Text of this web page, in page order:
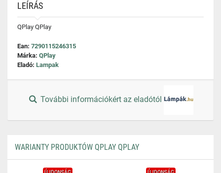
LEÍRÁS
QPlay QPlay
Ean: 7290115246315
Márka: QPlay
Eladó: Lampak
További információkért az eladótól
WARIANTY PRODUKTÓW QPLAY QPLAY